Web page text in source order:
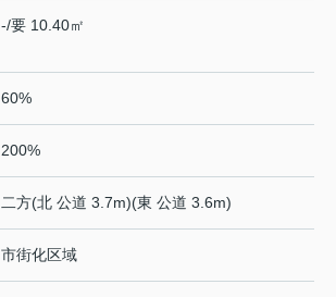
-/要 10.40㎡
60%
200%
二方(北 公道 3.7m)(東 公道 3.6m)
市街化区域